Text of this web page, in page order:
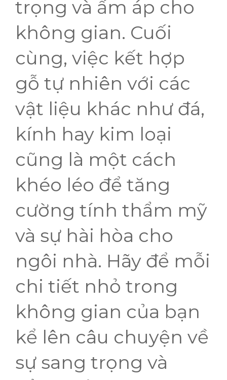
trọng và ấm áp cho
không gian. Cuối
cùng, việc kết hợp
gỗ tự nhiên với các
vật liệu khác như đá,
kính hay kim loại
cũng là một cách
khéo léo để tăng
cường tính thẩm mỹ
và sự hài hòa cho
ngôi nhà. Hãy để mỗi
chi tiết nhỏ trong
không gian của bạn
kể lên câu chuyện về
sự sang trọng và